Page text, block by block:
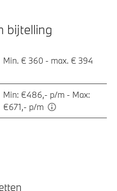
bijtelling
Min. € 360 - max. € 394
Min: €486,- p/m - Max:
€671,- p/m